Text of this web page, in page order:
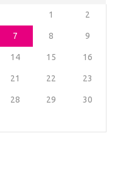
1 2
7 8 9
14 15 16
21 22 23
28 29 30